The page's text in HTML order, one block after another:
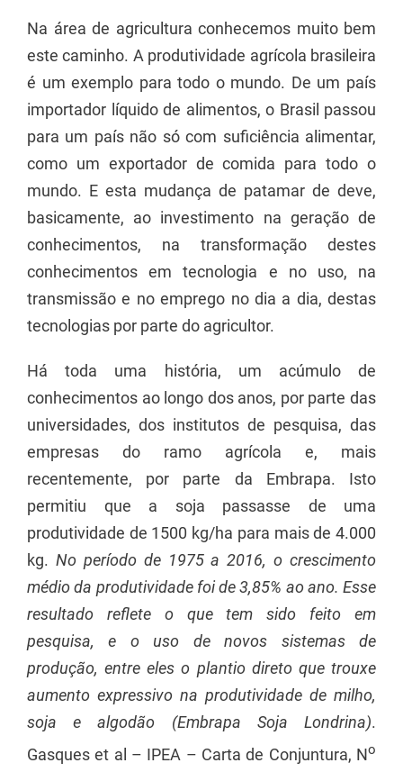
Na área de agricultura conhecemos muito bem
este caminho. A produtividade agrícola brasileira
é um exemplo para todo o mundo. De um país
importador líquido de alimentos, o Brasil passou
para um país não só com suficiência alimentar,
como um exportador de comida para todo o
mundo. E esta mudança de patamar de deve,
basicamente, ao investimento na geração de
conhecimentos, na transformação destes
conhecimentos em tecnologia e no uso, na
transmissão e no emprego no dia a dia, destas
tecnologias por parte do agricultor.
Há toda uma história, um acúmulo de
conhecimentos ao longo dos anos, por parte das
universidades, dos institutos de pesquisa, das
empresas do ramo agrícola e, mais
recentemente, por parte da Embrapa. Isto
permitiu que a soja passasse de uma
produtividade de 1500 kg/ha para mais de 4.000
kg. No período de 1975 a 2016, o crescimento
médio da produtividade foi de 3,85% ao ano. Esse
resultado reflete o que tem sido feito em
pesquisa, e o uso de novos sistemas de
produção, entre eles o plantio direto que trouxe
aumento expressivo na produtividade de milho,
soja e algodão (Embrapa Soja Londrina).
Gasques et al – IPEA – Carta de Conjuntura, No